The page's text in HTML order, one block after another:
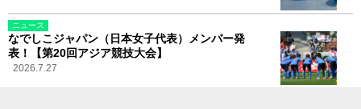
ニュース
なでしこジャパン（日本女子代表）メンバー発
表！【第20回アジア競技大会】
2026.7.27